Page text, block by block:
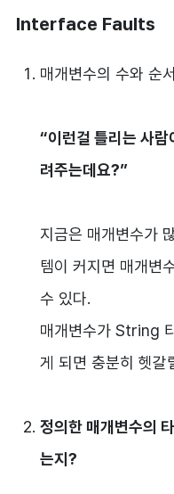
Interface Faults
매개변수의 수와 순
“이런걸 틀리는 사
려주는데요?”
지금은 매개변수가
템이 커지면 매개변
수 있다.
매개변수가 String
게 되면 충분히 헷갈
정의한 매개변수의
는지?